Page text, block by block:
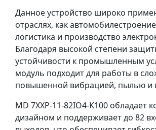
Данное устройство широко
отраслях, как
логистика и производство
Благодаря высокой степени
устойчивости к промышленным
модуль подходит для работы в
повышенной вибрацией, пылью и
MD 7XXP-11-82IO4-K100 обладает
дизайном и поддерживает до 82